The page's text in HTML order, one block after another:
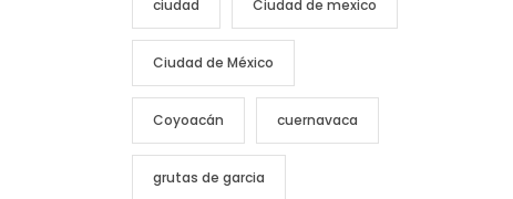
ciudad Ciudad de mexico
Ciudad de México
Coyoacán cuernavaca
grutas de garcia